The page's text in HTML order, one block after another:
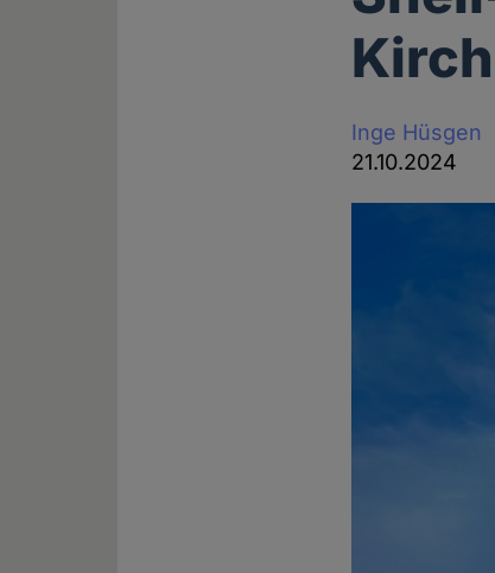
Inge Hüsgen
21.10.2024